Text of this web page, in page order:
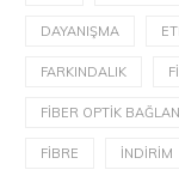
DAYANIŞMA
FARKINDALIK
FIBER OPTIK
FIBRE INDIRIM